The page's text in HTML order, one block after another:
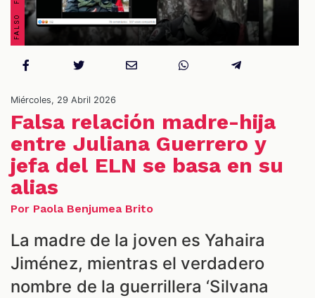
Miércoles, 29 Abril 2026
Falsa relación madre-hija
entre Juliana Guerrero y
jefa del ELN se basa en su
alias
Por Paola Benjumea Brito
La madre de la joven es Yahaira
Jiménez, mientras el verdadero
nombre de la guerrillera ‘Silvana